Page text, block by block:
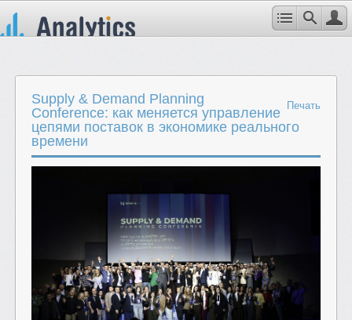
Печать
Supply & Demand Planning
Conference: как меняется управление
цепями поставок в экономике реального
времени